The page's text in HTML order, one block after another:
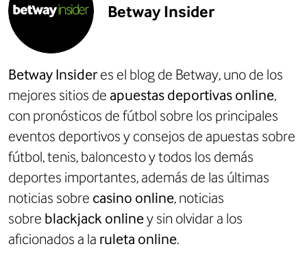
Betway Insider
Betway Insideres el blog de Betway, uno de los
mejores sitios deapuestas deportivas online,
con pronósticos de fútbol sobre los principales
eventos deportivos y consejos de apuestas sobre
fútbol, tenis, baloncesto y todos los demás
deportes importantes, además de las últimas
noticias sobre casino online, noticias
sobre blackjack onliney sin olvidar a los
aficionados a la ruleta online.